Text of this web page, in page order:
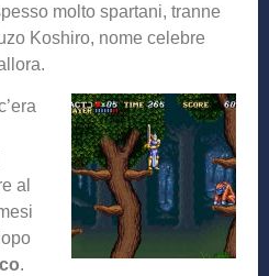
molto spartani, tranne
Koshiro, nome celebre
al
.